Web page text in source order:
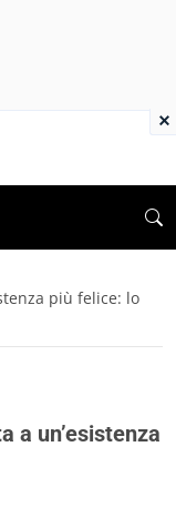
più felice: lo
a un’esistenza
×